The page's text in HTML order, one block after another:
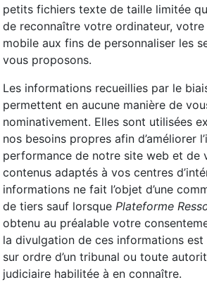
petits fichiers texte de taille limitée
de reconnaître votre ordinateur,
mobile aux fins de personnaliser les
vous proposons.
Les informations recueillies par le
permettent en aucune manière de
nominativement. Elles sont utilisées
nos besoins propres afin d’améliorer
performance de notre site web et de
contenus adaptés à vos centres
informations ne fait l’objet d’une
de tiers sauf lorsque Plateforme
obtenu au préalable votre
la divulgation de ces informations est
sur ordre d’un tribunal ou toute
judiciaire habilitée à en connaître.